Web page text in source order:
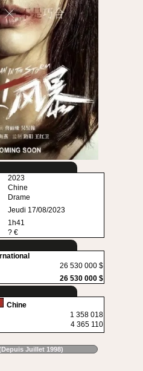
2023
Chine
Drame
Jeudi 17/08/2023
1h41
? €
26 530 000 $
26 530 000 $
Chine
1 358 018
4 365 110
Juillet 1998)